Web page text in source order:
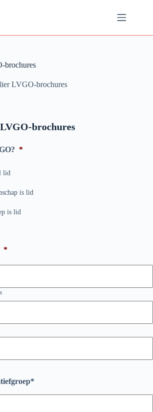
brochures
LVGO-brochures
brochures
*
lid
is lid
is lid
*